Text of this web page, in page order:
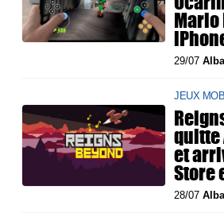
29/07
JEUX
quitte
et
Store
28/07